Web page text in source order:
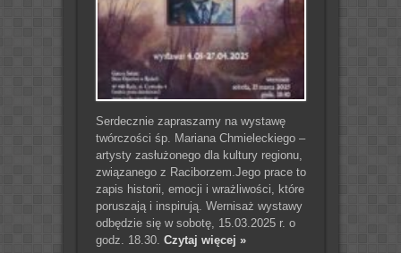
Serdecznie zapraszamy na wystawę
twórczości śp. Mariana Chmieleckiego –
artysty zasłużonego dla kultury regionu,
związanego z Raciborzem.Jego prace to
zapis historii, emocji i wrażliwości, które
poruszają i inspirują. Wernisaż wystawy
odbędzie się w sobotę, 15.03.2025 r. o
godz. 18.30. Czytaj więcej »